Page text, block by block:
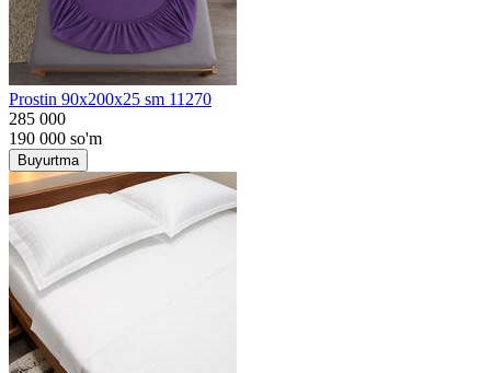
Prostin 90x200x25 sm 11270
285 000
190 000 so'm
Buyurtma